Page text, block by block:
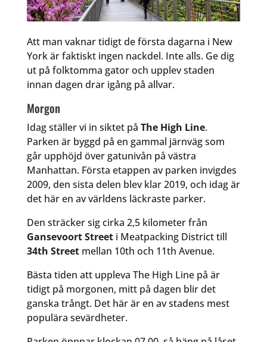
Att man vaknar tidigt de första dagarna i New
York är faktiskt ingen nackdel. Inte alls. Ge dig
ut på folktomma gator och upplev staden
innan dagen drar igång på allvar.
Morgon
Idag ställer vi in siktet på The High Line.
Parken är byggd på en gammal järnväg som
går upphöjd över gatunivån på västra
Manhattan. Första etappen av parken invigdes
2009, den sista delen blev klar 2019, och idag är
det här en av världens läckraste parker.
Den sträcker sig cirka 2,5 kilometer från
Gansevoort Streeti Meatpacking District till
34th Streetmellan 10th och 11th Avenue.
Bästa tiden att uppleva The High Line på är
tidigt på morgonen, mitt på dagen blir det
ganska trångt. Det här är en av stadens mest
populära sevärdheter.